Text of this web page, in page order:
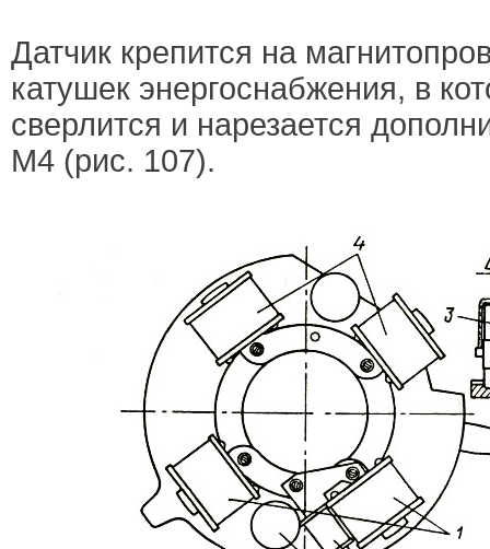
Датчик крепится на
катушек энергоснабжения, в
сверлится и нарезается
М4 (рис. 107).